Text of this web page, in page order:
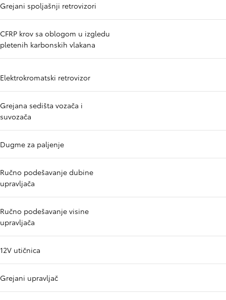
Grejani spoljašnji retrovizori
CFRP krov sa oblogom u izgledu
pletenih karbonskih vlakana
Elektrokromatski retrovizor
Grejana sedišta vozača i
suvozača
Dugme za paljenje
Ručno podešavanje dubine
upravljača
Ručno podešavanje visine
upravljača
12V utičnica
Grejani upravljač